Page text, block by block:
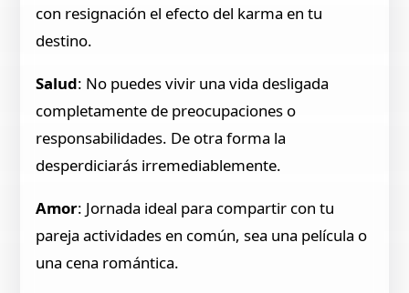
con resignación el efecto del karma en tu
destino.
Salud: No puedes vivir una vida desligada
completamente de preocupaciones o
responsabilidades. De otra forma la
desperdiciarás irremediablemente.
Amor: Jornada ideal para compartir con tu
pareja actividades en común, sea una película o
una cena romántica.